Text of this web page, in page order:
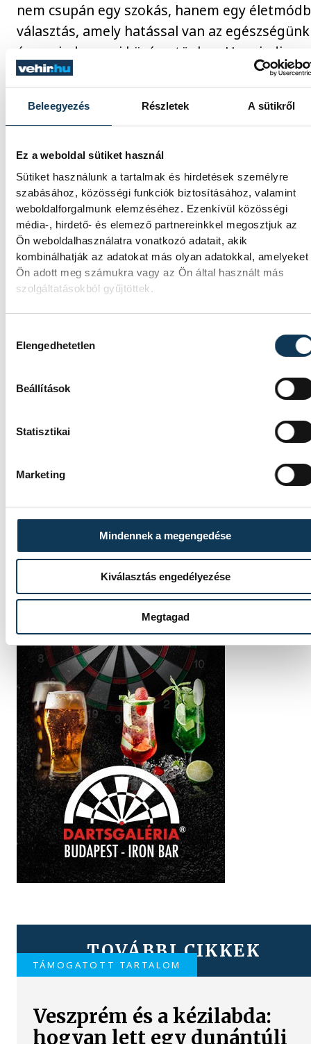
Beleegyezés Részletek A sütikről
Ez a weboldal sütiket használ
Sütiket használunk a tartalmak és hirdetések személyre
szabásához, közösségi funkciók biztosításához, valamint
weboldalforgalmunk elemzéséhez. Ezenkívül közösségi
média-, hirdető- és elemező partnereinkkel megosztjuk az
Ön weboldalhasználatra vonatkozó adatait, akik
kombinálhatják az adatokat más olyan adatokkal, amelyeket
Ön adott meg számukra vagy az Ön által használt más
szolgáltatásokból gyűjtöttek.
Elengedhetetlen
Beállítások
Statisztikai
Marketing
Mindennek a megengedése
Kiválasztás engedélyezése
Megtagad
nem csupán egy szokás, hanem egy
választás, amely hatással van az
és a mindennapi közérzetünkre. Ha mindig
észben tartod, hogy igyál elegendő vizet,
hosszú távon hozzájárulhatsz saját jólléted
megőrzéséhez. Gondoltál már arra, hogy
életminőségeden?
támogatott tartalom
SZERZŐ
TOVÁBBI CIKKEK
TÁMOGATOTT TARTALOM
Veszprém és a kézilabda:
hogyan lett egy dunántúli